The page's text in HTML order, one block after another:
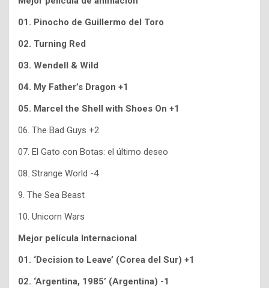
01. Pinocho de Guillermo del Toro
02. Turning Red
03. Wendell & Wild
04. My Father’s Dragon +1
05. Marcel the Shell with Shoes On +1
06. The Bad Guys +2
07. El Gato con Botas: el último deseo
08. Strange World -4
9. The Sea Beast
10. Unicorn Wars
Mejor película Internacional
01. ‘Decision to Leave’ (Corea del Sur) +1
02. ‘Argentina, 1985’ (Argentina) -1